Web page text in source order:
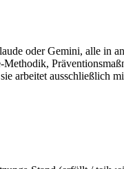
oder Gemini, alle in
arbeitet ausschließlich